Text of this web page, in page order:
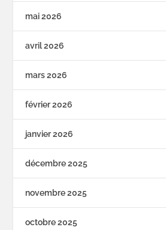
mai 2026
avril 2026
mars 2026
février 2026
janvier 2026
décembre 2025
novembre 2025
octobre 2025